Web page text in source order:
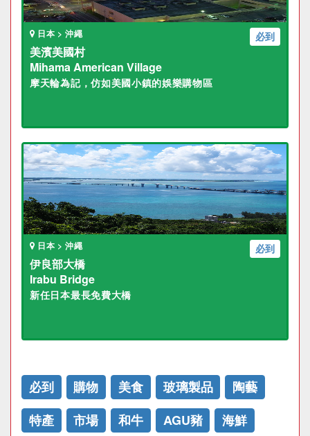
必到
日本 > 沖繩
美濱美國村
Mihama American Village
摩天輪為記，仿如美國小鎮的娛樂購物區
必到
日本 > 沖繩
伊良部大橋
Irabu Bridge
新任日本最長免費大橋
必到 購物 美食 玻璃製品
陶藝
特產
市場 和牛 AGU豬
海鮮